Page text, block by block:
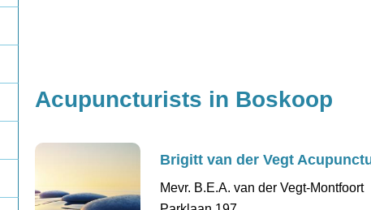
Acupuncturists in Boskoop
Brigitt van der Vegt
Mevr. B.E.A. van der Vegt-Montfoort